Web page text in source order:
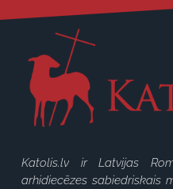
Katolis.lv ir Latvijas
arhidiecēzes sabiedriskais